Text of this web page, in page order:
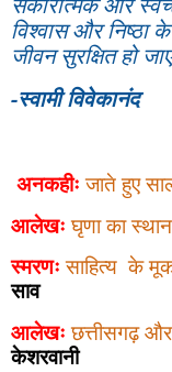
विश्वास और निष्ठा
जीवन सुरक्षित हो
-स्वामी विवेकानंद
अनकहीः जाते हुए
आलेखः घृणा का स्थान
स्मरणः साहित्य के
साव
आलेखः छत्तीसगढ़
केशरवानी